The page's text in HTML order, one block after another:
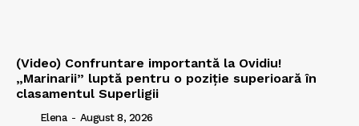
(Video) Confruntare importantă la Ovidiu!
„Marinarii” luptă pentru o poziție superioară în
clasamentul Superligii
Elena - August 8, 2026